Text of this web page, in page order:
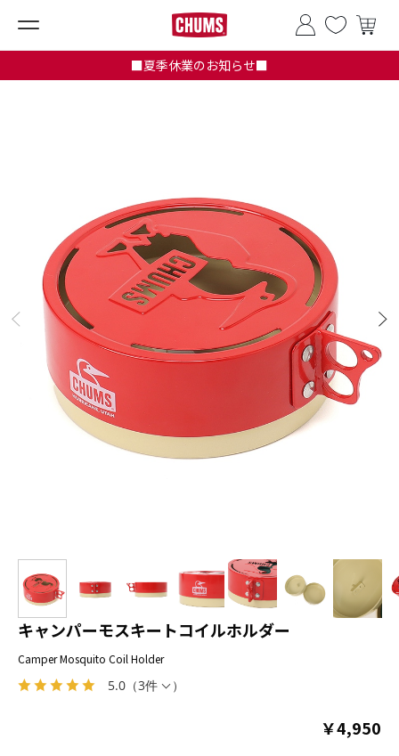
■夏季休業のお知らせ■
5.0 （3件 ）
キャンパーモスキートコイルホルダー
Camper Mosquito Coil Holder
￥4,950